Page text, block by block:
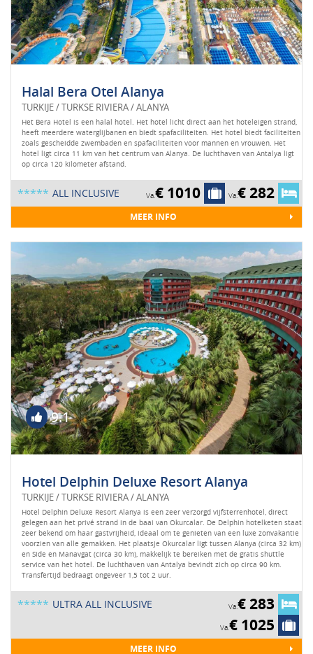
Halal Bera Otel Alanya
TURKIJE / TURKSE RIVIERA / ALANYA
Het Bera Hotel is een halal hotel. Het hotel licht direct aan het hoteleigen strand,
heeft meerdere waterglijbanen en biedt spafaciliteiten. Het hotel biedt faciliteiten
zoals gescheidde zwembaden en spafaciliteiten voor mannen en vrouwen. Het
hotel ligt circa 11 km van het centrum van Alanya. De luchthaven van Antalya ligt
op circa 120 kilometer afstand.
MEER INFO
ALL INCLUSIVE
***** Va.€ 282
Va.€ 1010
9.1
Hotel Delphin Deluxe Resort Alanya
TURKIJE / TURKSE RIVIERA / ALANYA
Hotel Delphin Deluxe Resort Alanya is een zeer verzorgd vijfsterrenhotel, direct
gelegen aan het privé strand in de baai van Okurcalar. De Delphin hotelketen staat
zeer bekend om haar gastvrijheid, ideaal om te genieten van een luxe zonvakantie
voorzien van alle gemakken. Het plaatsje Okurcalar ligt tussen Alanya (circa 32 km)
en Side en Manavgat (circa 30 km), makkelijk te bereiken met de gratis shuttle
service van het hotel. De luchthaven van Antalya bevindt zich op circa 90 km.
Transfertijd bedraagt ongeveer 1,5 tot 2 uur.
MEER INFO
ULTRA ALL INCLUSIVE
***** Va.€ 283
Va.€ 1025